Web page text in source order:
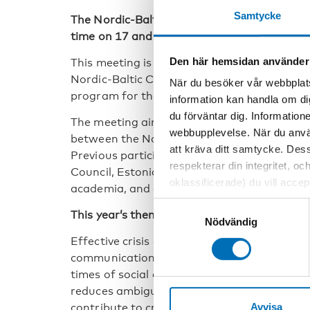
Samtycke
Den här hemsidan
När du besöker vår
information kan handla om
du förväntar dig.
webbupplevelse. När du
att kräva ditt samtycke.
respekterar din integritet,
oklassificerade) du vill
inställningar för cookies.
vi erbjuder. Om du har
Nödvändig
Avvisa
The Nordic-Baltic meeting on disability
time on 17 and 18 September.
This meeting is organized within the
Nordic-Baltic Cooperation Project on
program for the Swedish Presidency of
The meeting aims to establish a platform
between the Nordic and Baltic countries
Previous participants have included
Council, Estonia, Latvia, and Lithuania, as
academia, and authorities.
This year’s theme is crisis preparedness
Effective crisis communication is a vital
communication among stakeholders, the
times of social disruption. Coordinated
reduces ambiguity, combats the spread of